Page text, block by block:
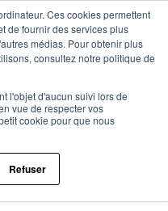
Ces cookies permettent
de fournir des services plus
médias. Pour obtenir plus
consultez notre politique de
l'objet d'aucun suivi lors de
vue de respecter vos
cookie pour que nous
Refuser
Occitanie Aude
(11800)
à Fontiès-
m² 2026